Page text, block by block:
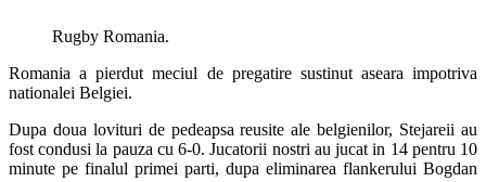
Rugby Romania.
Romania a pierdut meciul de pregatire sustinut aseara impotriva
nationalei Belgiei.
Dupa doua lovituri de pedeapsa reusite ale belgienilor, Stejareii au
fost condusi la pauza cu 6-0. Jucatorii nostri au jucat in 14 pentru 10
minute pe finalul primei parti, dupa eliminarea flankerului Bogdan